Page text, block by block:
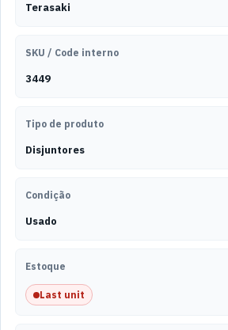
Terasaki
SKU / Code interno
3449
Tipo de produto
Disjuntores
Condição
Usado
Estoque
Last unit